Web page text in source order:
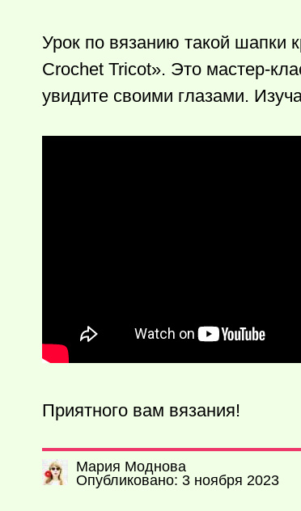
Урок по вязанию такой шапки
Crochet Tricot». Это мастер-
увидите своими глазами.
Приятного вам вязания!
Мария Моднова
Опубликовано: 3 ноября 2023